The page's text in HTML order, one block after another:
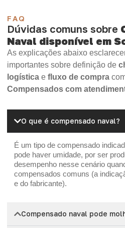
FAQ
Dúvidas comuns sobre
Naval disponível em
As explicações abaixo
importantes sobre definição de
logística e fluxo de compra
Compensados com
O que é compensado naval?
É um tipo de compensado
pode haver umidade, por ser
desempenho nesse cenário
compensados comuns (a
e do fabricante).
Compensado naval pode